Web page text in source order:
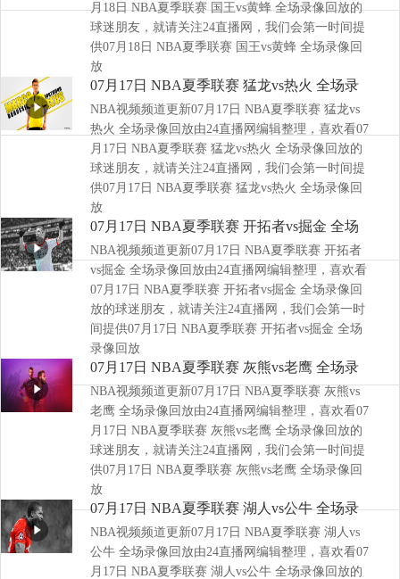
月18日 NBA夏季联赛 国王vs黄蜂 全场录像回放的
球迷朋友，就请关注24直播网，我们会第一时间提
供07月18日 NBA夏季联赛 国王vs黄蜂 全场录像回
放
07月17日 NBA夏季联赛 猛龙vs热火 全场录
像回放
NBA视频频道更新07月17日 NBA夏季联赛 猛龙vs
热火 全场录像回放由24直播网编辑整理，喜欢看07
月17日 NBA夏季联赛 猛龙vs热火 全场录像回放的
球迷朋友，就请关注24直播网，我们会第一时间提
供07月17日 NBA夏季联赛 猛龙vs热火 全场录像回
放
07月17日 NBA夏季联赛 开拓者vs掘金 全场
录像回放
NBA视频频道更新07月17日 NBA夏季联赛 开拓者
vs掘金 全场录像回放由24直播网编辑整理，喜欢看
07月17日 NBA夏季联赛 开拓者vs掘金 全场录像回
放的球迷朋友，就请关注24直播网，我们会第一时
间提供07月17日 NBA夏季联赛 开拓者vs掘金 全场
录像回放
07月17日 NBA夏季联赛 灰熊vs老鹰 全场录
像回放
NBA视频频道更新07月17日 NBA夏季联赛 灰熊vs
老鹰 全场录像回放由24直播网编辑整理，喜欢看07
月17日 NBA夏季联赛 灰熊vs老鹰 全场录像回放的
球迷朋友，就请关注24直播网，我们会第一时间提
供07月17日 NBA夏季联赛 灰熊vs老鹰 全场录像回
放
07月17日 NBA夏季联赛 湖人vs公牛 全场录
像回放
NBA视频频道更新07月17日 NBA夏季联赛 湖人vs
公牛 全场录像回放由24直播网编辑整理，喜欢看07
月17日 NBA夏季联赛 湖人vs公牛 全场录像回放的